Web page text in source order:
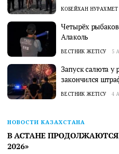
КОБЕЙХАН НУРАХМЕТ
Четырёх рыбаков
Алаколь
ВЕСТНИК ЖЕТІСУ 5
Запуск салюта у
закончился
ВЕСТНИК ЖЕТІСУ 4
НОВОСТИ КАЗАХСТАНА
В АСТАНЕ
2026»